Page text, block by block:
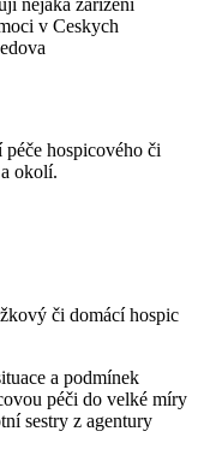
nejaka zarizeni
v Ceskych
péče hospicového či
okolí.
či domácí hospic
a podmínek
péči do velké míry
sestry z agentury